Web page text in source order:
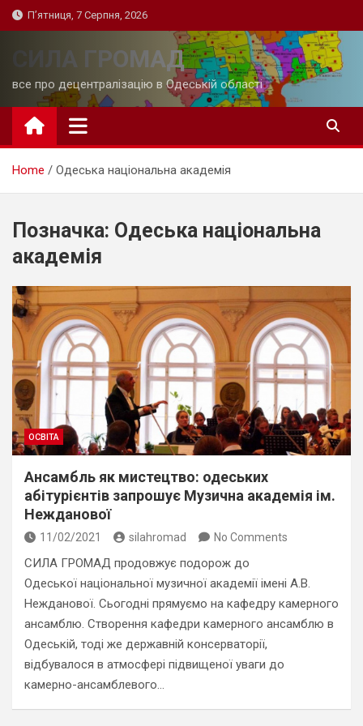
Skip
to
П’ятниця, 7 Серпня, 2026
СИЛА ГРОМАД
все про децентралізацію в Одеській області
Home Одеська національна академія
Позначка: Одеська національна
академія
ОСВІТА
Ансамбль як мистецтво: одеських
абітурієнтів запрошує Музична академія ім.
Нежданової
11/02/2021 silahromad No Comments
СИЛА ГРОМАД продовжує подорож до
Одеської національної музичної академії імені А.В.
Нежданової. Сьогодні прямуємо на кафедру камерного
ансамблю. Створення кафедри камерного ансамблю в
Одеській, тоді же державній консерваторії,
відбувалося в атмосфері підвищеної уваги до
камерно-ансамблевого…